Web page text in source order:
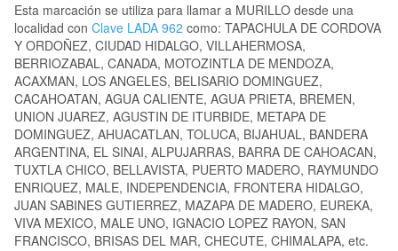
Esta marcación se utiliza para llamar a MURILLO desde una
localidad con Clave LADA 962 como: TAPACHULA DE CORDOVA
Y ORDOÑEZ, CIUDAD HIDALGO, VILLAHERMOSA,
BERRIOZABAL, CANADA, MOTOZINTLA DE MENDOZA,
ACAXMAN, LOS ANGELES, BELISARIO DOMINGUEZ,
CACAHOATAN, AGUA CALIENTE, AGUA PRIETA, BREMEN,
UNION JUAREZ, AGUSTIN DE ITURBIDE, METAPA DE
DOMINGUEZ, AHUACATLAN, TOLUCA, BIJAHUAL, BANDERA
ARGENTINA, EL SINAI, ALPUJARRAS, BARRA DE CAHOACAN,
TUXTLA CHICO, BELLAVISTA, PUERTO MADERO, RAYMUNDO
ENRIQUEZ, MALE, INDEPENDENCIA, FRONTERA HIDALGO,
JUAN SABINES GUTIERREZ, MAZAPA DE MADERO, EUREKA,
VIVA MEXICO, MALE UNO, IGNACIO LOPEZ RAYON, SAN
FRANCISCO, BRISAS DEL MAR, CHECUTE, CHIMALAPA, etc.